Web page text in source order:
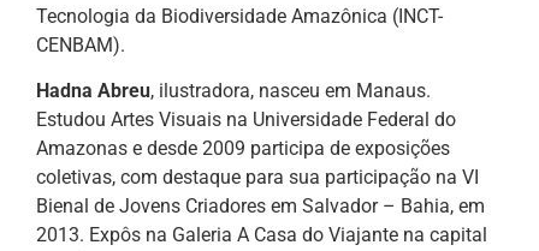
Tecnologia da Biodiversidade Amazônica (INCT-
CENBAM).
Hadna Abreu, ilustradora, nasceu em Manaus.
Estudou Artes Visuais na Universidade Federal do
Amazonas e desde 2009 participa de exposições
coletivas, com destaque para sua participação na VI
Bienal de Jovens Criadores em Salvador – Bahia, em
2013. Expôs na Galeria A Casa do Viajante na capital